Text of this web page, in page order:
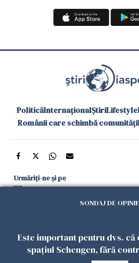
PoliticăInternaționalȘtiriLifestyle
Românii care schimbă comunități
Urmăriți-ne și pe
și în aplicațiile mobile
Politica de
confidențialitate
Politica
Cookies
Gestionați
SONDAJ DE OPINIE
Este important pentru dvs.
spațiul Schengen, fără